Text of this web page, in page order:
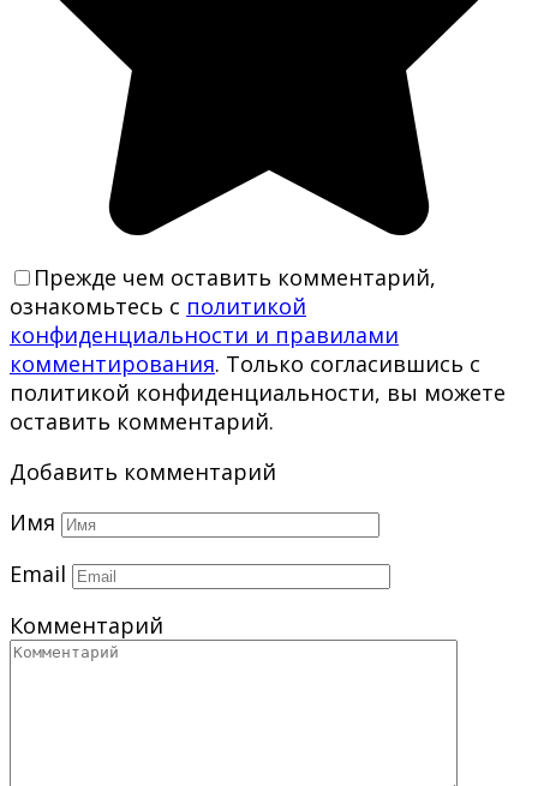
Прежде чем оставить комментарий,
ознакомьтесь с политикой
конфиденциальности и правилами
комментирования. Только согласившись с
политикой конфиденциальности, вы можете
оставить комментарий.
Добавить комментарий
Имя
Email
Комментарий